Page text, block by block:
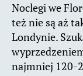
Noclegi we
też nie są aż
Londynie.
najmniej 120-